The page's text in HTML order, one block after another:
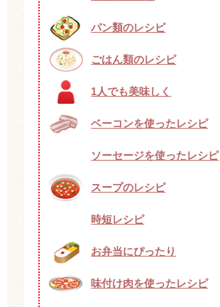
パン類のレシピ
ごはん類のレシピ
1人でも美味しく
ベーコンを使ったレシピ
ソーセージを使ったレシピ
スープのレシピ
時短レシピ
お弁当にぴったり
味付け肉を使ったレシピ